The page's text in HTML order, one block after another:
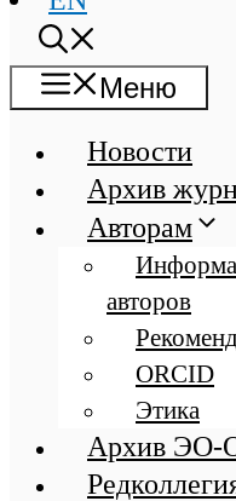
Меню
Новости
Архив
Авторам
авторов
ORCID
Этика
Архив ЭО-